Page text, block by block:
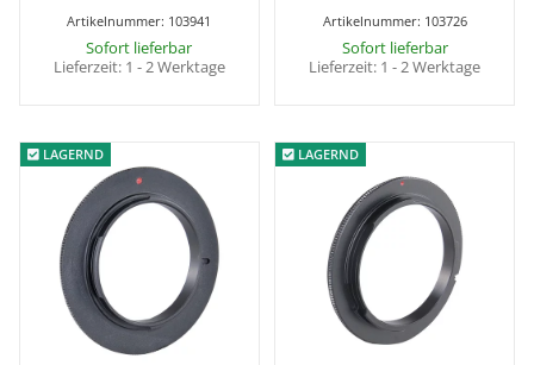
Artikelnummer: 103941
Sofort lieferbar
Lieferzeit: 1 - 2 Werktage
Artikelnummer: 103726
Sofort lieferbar
Lieferzeit: 1 - 2 Werktage
LAGERND
LAGERND LAGERND
LAGERND